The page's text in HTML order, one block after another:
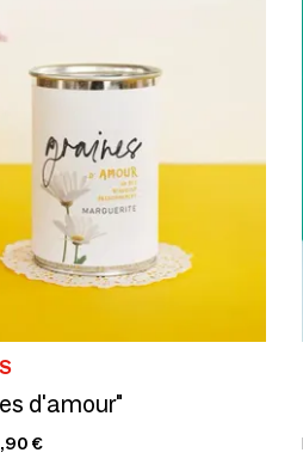
d'amour"
€